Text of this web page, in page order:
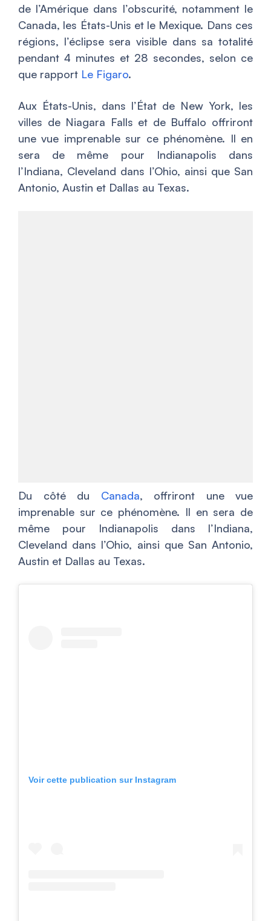
de l’Amérique dans l’obscurité, notamment le
Canada, les États-Unis et le Mexique. Dans ces
régions, l’éclipse sera visible dans sa totalité
pendant 4 minutes et 28 secondes, selon ce
que rapport Le Figaro.
Aux États-Unis, dans l’État de New York, les
villes de Niagara Falls et de Buffalo offriront
une vue imprenable sur ce phénomène. Il en
sera de même pour Indianapolis dans
l’Indiana, Cleveland dans l’Ohio, ainsi que San
Antonio, Austin et Dallas au Texas.
Du côté du Canada, offriront une vue
imprenable sur ce phénomène. Il en sera de
même pour Indianapolis dans l’Indiana,
Cleveland dans l’Ohio, ainsi que San Antonio,
Austin et Dallas au Texas.
Voir cette publication sur Instagram